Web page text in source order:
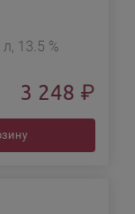
13.5 %
3 248 ₽